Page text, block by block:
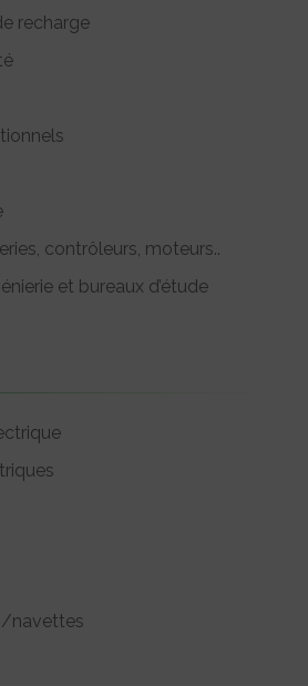
recharge
contrôleurs, moteurs..
et bureaux d’étude
navettes